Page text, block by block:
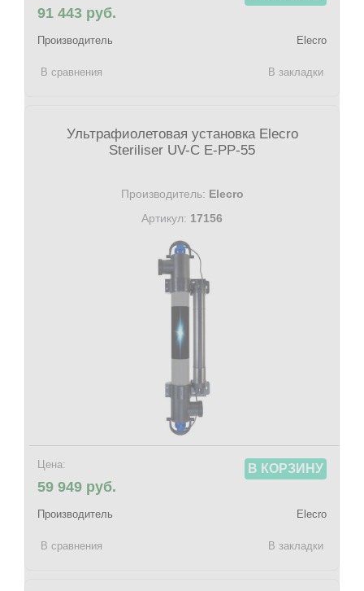
91 443 руб.
Производитель Elecro
В сравнения В закладки
Ультрафиолетовая установка Elecro
Steriliser UV-C E-PP-55
Производитель: Elecro
Артикул: 17156
Цена:
59 949 руб.
В КОРЗИНУ
Производитель Elecro
В сравнения В закладки